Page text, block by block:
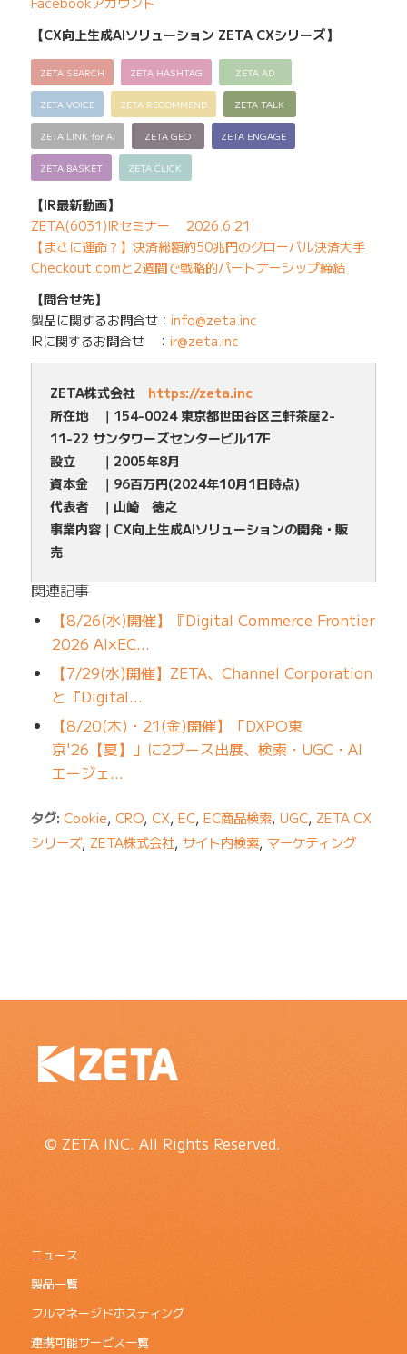
【CX向上生成AIソリューション ZETA CXシリーズ】
ZETA SEARCH ZETA HASHTAG ZETA AD
ZETA VOICE ZETA RECOMMEND ZETA TALK
ZETA LINK for AI ZETA GEO ZETA ENGAGE
ZETA BASKET ZETA CLICK
【IR最新動画】
ZETA(6031)IRセミナー 2026.6.21
【まさに運命？】決済総額約50兆円のグローバル決済大手
Checkout.comと2週間で戦略的パートナーシップ締結
【問合せ先】
製品に関するお問合せ： info@zeta.inc
IRに関するお問合せ ： ir@zeta.inc
ZETA株式会社 https://zeta.inc
所在地 ｜154-0024 東京都世田谷区三軒茶屋2-
11-22 サンタワーズセンタービル17F
設立 ｜2005年8月
資本金 ｜96百万円(2024年10月1日時点)
代表者 ｜山崎 徳之
事業内容｜CX向上生成AIソリューションの開発・販
売
関連記事
【8/26(水)開催】『Digital Commerce Frontier
2026 AI×EC…
【7/29(水)開催】ZETA、Channel Corporation
と『Digital…
【8/20(木)・21(金)開催】「DXPO東
京'26【夏】」に2ブース出展、検索・UGC・AI
エージェ…
タグ: Cookie, CRO, CX, EC, EC商品検索, UGC, ZETA CX
シリーズ, ZETA株式会社, サイト内検索, マーケティング
© ZETA INC. All Rights Reserved.
ニュース
製品一覧
フルマネージドホスティング
連携可能サービス一覧